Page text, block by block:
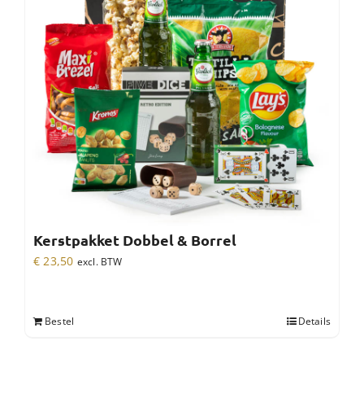
Kerstpakket Dobbel & Borrel
€ 23,50 excl. BTW
Bestel Details